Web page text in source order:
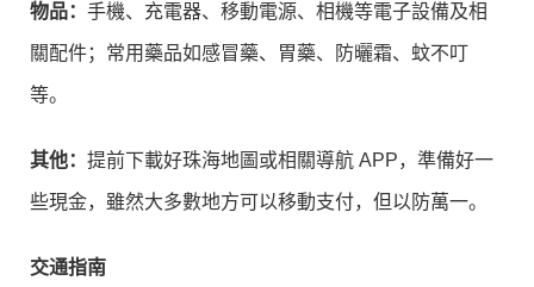
物品： 手機、充電器、移動電源、相機等電子設備及相
關配件；常用藥品如感冒藥、胃藥、防曬霜、蚊不叮
等。
其他： 提前下載好珠海地圖或相關導航 APP，準備好一
些現金，雖然大多數地方可以移動支付，但以防萬一。
交通指南